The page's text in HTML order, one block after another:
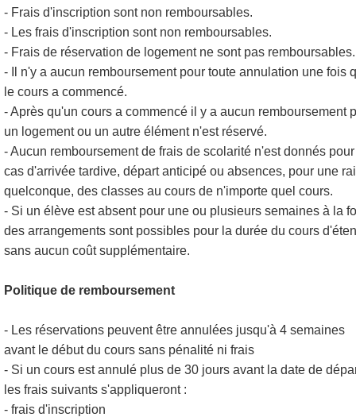
- Frais d'inscription sont non remboursables.
- Les frais d'inscription sont non remboursables.
- Frais de réservation de logement ne sont pas remboursables.
- Il n'y a aucun remboursement pour toute annulation une fois
le cours a commencé.
- Après qu'un cours a commencé il y a aucun remboursement
un logement ou un autre élément n'est réservé.
- Aucun remboursement de frais de scolarité n'est donnés
cas d'arrivée tardive, départ anticipé ou absences, pour une
quelconque, des classes au cours de n'importe quel cours.
- Si un élève est absent pour une ou plusieurs semaines à la
des arrangements sont possibles pour la durée du cours
sans aucun coût supplémentaire.
Politique de remboursement
- Les réservations peuvent être annulées jusqu'à 4 semaines
avant le début du cours sans pénalité ni frais
- Si un cours est annulé plus de 30 jours avant la date de
les frais suivants s'appliqueront :
- frais d'inscription